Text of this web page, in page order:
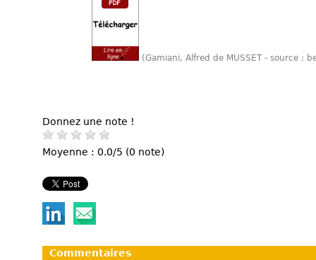
(Gamiani, Alfred de MUSSET - source :
Donnez une note !
Moyenne : 0.0/5 (0 note)
Commentaires